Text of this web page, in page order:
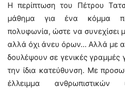
Η περίπτωση του Πέτρου
μάθημα για ένα κόμμα
πολυφωνία, ώστε να συνεχίσει
αλλά όχι άνευ όρων… Αλλά με
δουλέψουν σε γενικές γραμμές
την ίδια κατεύθυνση. Με
έλλειμμα ανθρωπιστικών